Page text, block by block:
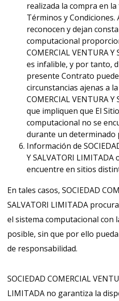
realizada la compra en
Términos y Condiciones.
reconocen y dejan
computacional
COMERCIAL VENTURA
es infalible, y por tanto,
presente Contrato
circunstancias ajenas a
COMERCIAL VENTURA
que impliquen que El
computacional no se
durante un determinado
Información de
Y SALVATORI LIMITADA
encuentre en sitios
En tales casos, SOCIEDAD
SALVATORI LIMITADA
el sistema computacional con
posible, sin que por ello
de responsabilidad.
SOCIEDAD COMERCIAL
LIMITADA no garantiza la